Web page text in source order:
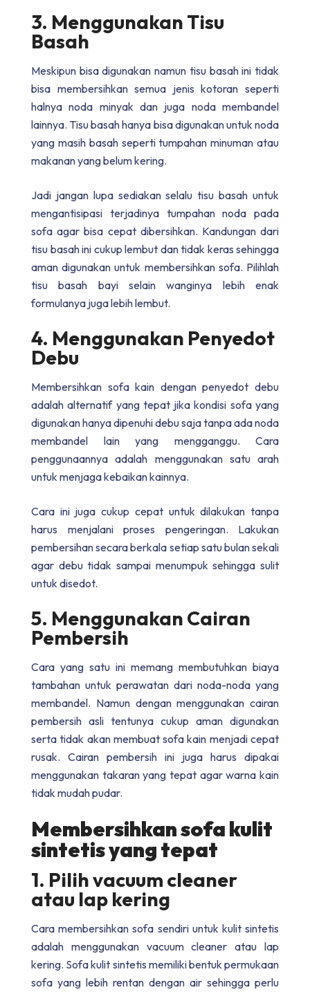
3. Menggunakan Tisu
Basah
Meskipun bisa digunakan namun tisu basah ini tidak
bisa membersihkan semua jenis kotoran seperti
halnya noda minyak dan juga noda membandel
lainnya. Tisu basah hanya bisa digunakan untuk noda
yang masih basah seperti tumpahan minuman atau
makanan yang belum kering.
Jadi jangan lupa sediakan selalu tisu basah untuk
mengantisipasi terjadinya tumpahan noda pada
sofa agar bisa cepat dibersihkan. Kandungan dari
tisu basah ini cukup lembut dan tidak keras sehingga
aman digunakan untuk membersihkan sofa. Pilihlah
tisu basah bayi selain wanginya lebih enak
formulanya juga lebih lembut.
4. Menggunakan Penyedot
Debu
Membersihkan sofa kain dengan penyedot debu
adalah alternatif yang tepat jika kondisi sofa yang
digunakan hanya dipenuhi debu saja tanpa ada noda
membandel lain yang mengganggu. Cara
penggunaannya adalah menggunakan satu arah
untuk menjaga kebaikan kainnya.
Cara ini juga cukup cepat untuk dilakukan tanpa
harus menjalani proses pengeringan. Lakukan
pembersihan secara berkala setiap satu bulan sekali
agar debu tidak sampai menumpuk sehingga sulit
untuk disedot.
5. Menggunakan Cairan
Pembersih
Cara yang satu ini memang membutuhkan biaya
tambahan untuk perawatan dari noda-noda yang
membandel. Namun dengan menggunakan cairan
pembersih asli tentunya cukup aman digunakan
serta tidak akan membuat sofa kain menjadi cepat
rusak. Cairan pembersih ini juga harus dipakai
menggunakan takaran yang tepat agar warna kain
tidak mudah pudar.
Membersihkan sofa kulit
sintetis yang tepat
1. Pilih vacuum cleaner
atau lap kering
Cara membersihkan sofa sendiri untuk kulit sintetis
adalah menggunakan vacuum cleaner atau lap
kering. Sofa kulit sintetis memiliki bentuk permukaan
sofa yang lebih rentan dengan air sehingga perlu